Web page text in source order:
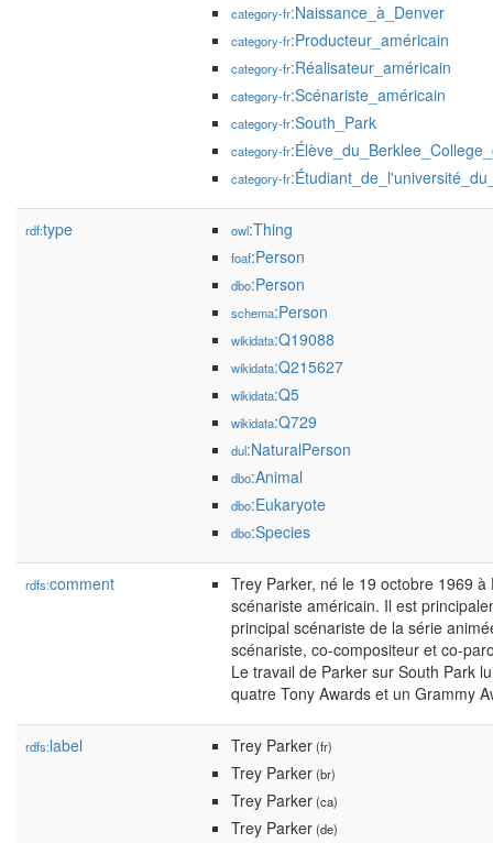
category-fr:Naissance_à_Denver
category-fr:Producteur_américain
category-fr:Réalisateur_américain
category-fr:Scénariste_américain
category-fr:South_Park
category-fr
category-fr
rdf:type owl:Thing
foaf:Person
dbo:Person
schema:Person
wikidata:Q19088
wikidata:Q215627
wikidata:Q5
wikidata:Q729
dul:NaturalPerson
dbo:Animal
dbo:Eukaryote
dbo:Species
rdfs:comment
Trey Parker, né le 19 octobre 1969
scénariste américain. Il est
principal scénariste de la série
scénariste, co-compositeur et co-
Le travail de Parker sur South Park
quatre Tony Awards et un Grammy
rdfs:label Trey Parker(fr)
Trey Parker(br)
Trey Parker(ca)
Trey Parker(de)